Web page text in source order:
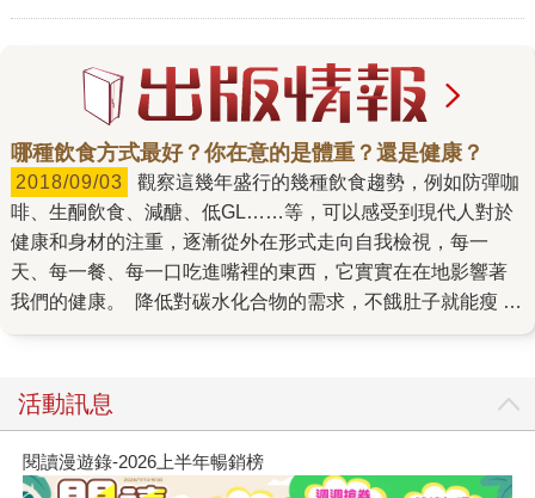
哪種飲食方式最好？你在意的是體重？還是健康？
2018/09/03
啡、生酮飲食、減醣、低GL……等，可以感受到現代人對於
健康和身材的注重，逐漸從外在形式走向自我檢視，每一
天、每一餐、每一口吃進嘴裡的東西，它實實在在地影響著
我們的健康。 降低對碳水化合物的需求，不餓肚子就能瘦
在書名上冠了「減醣」、「低醣」或「限醣」，好像是瘦身
的保證，也的確跟著熱銷。例如：《營養師1年瘦20公斤的常
備減醣食譜》、《減醣常備菜170任意搭、輕鬆瘦》、《美味
不挨餓的減醣料理222道》等。 已佔據暢銷排行榜好幾個月
活動訊息
閱讀漫遊錄-2026上半年暢銷榜